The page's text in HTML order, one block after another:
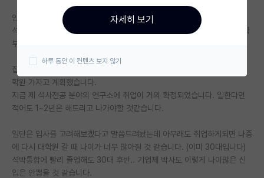
미국 대학원 합격 후기 게시판
대학원생 모집 게시판
연구실(PI) 홍보 게시판
석박사 채용 정보 게시판
학부 인턴 게시판
취업 게시판
안녕하세요. 저는 학부 순수이학 석사 공학으로 졸업한 취준생입니다.
석사하는 동안 제 연구가 싫지는 않았지만 마음 한켠에 자꾸 이 조건으로 학
부 전공의 연구를 했으면 더 좋았겠다는 욕심이 들더군요..
집안이 부유한 편은 아니라서 취업해서 4학기 등록금 정도 모으면 다시 대
학원 가자고 계획했습니다.
지금 제 석사전공 분야의 연구소에 취업이 거의 확정되었습니다. 일한다면
적어도 1~2년은 해드리고 나가야할 것같습니다.
일단은 입사를 고려해보겠다고 말씀드려놨는데 아무래도 취업하게되면 나중
에 다시 대학원 갈 때 나이가 너무 많아질 것 같습니다. (이미 30대입니다)
석박통합에 빨리 졸업해도 30대 후반.. 기업체 박사도 이렇게 나이많은 신
입은 안뽑을 것 같습니다.
자세히 보기
하루 동안 이 컨텐츠 보지 않기